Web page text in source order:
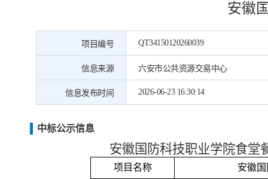
安徽
项目编号 QT34150120260039
信息来源 六安市公共资源交易中心
信息发布时间 2026-06-23 16:30:14
中标公示信息
安徽国防科技职业学院食堂
项目名称
安徽